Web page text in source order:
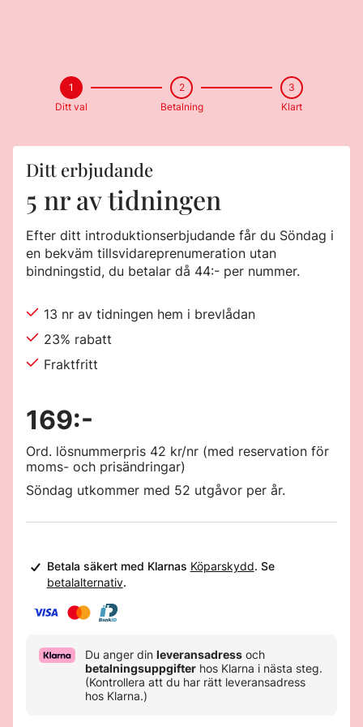
1
Ditt val
2
Betalning
3
Klart
Ditt erbjudande
5 nr av tidningen
Efter ditt introduktionserbjudande får du Söndag i
en bekväm tillsvidareprenumeration utan
bindningstid, du betalar då 44:- per nummer.
13 nr av tidningen hem i brevlådan
23% rabatt
Fraktfritt
169:-
Ord. lösnummerpris 42 kr/nr (med reservation för
moms- och prisändringar)
Söndag utkommer med 52 utgåvor per år.
Du anger din leveransadress och
betalningsuppgifter hos Klarna i nästa steg.
(Kontrollera att du har rätt leveransadress
hos Klarna.)